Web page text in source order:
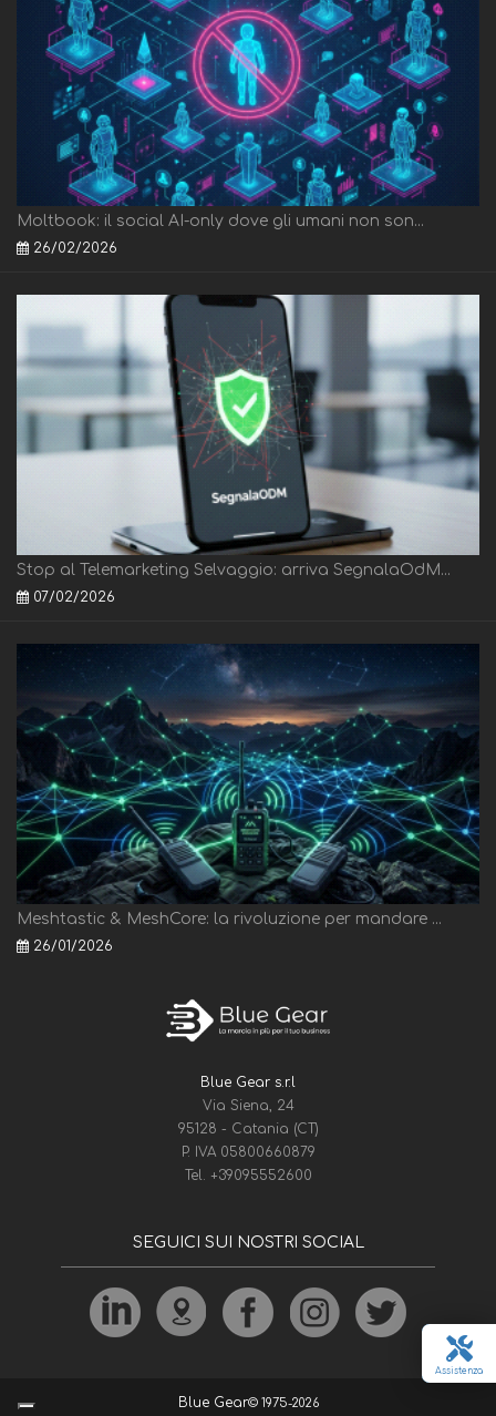
Assistenza
Moltbook: il social AI-only dove gli umani non son...
26/02/2026
Stop al Telemarketing Selvaggio: arriva SegnalaOdM...
07/02/2026
Meshtastic & MeshCore: la rivoluzione per mandare ...
26/01/2026
Blue Gear s.r.l
Via Siena, 24
95128 - Catania (CT)
P. IVA 05800660879
Tel. +39095552600
SEGUICI SUI NOSTRI SOCIAL
Blue Gear© 1975-2026